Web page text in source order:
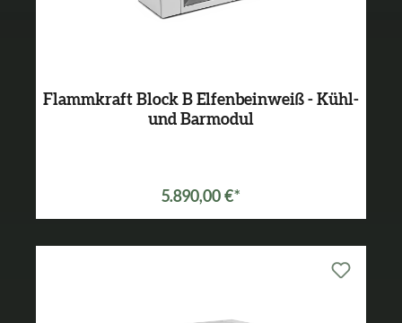
Flammkraft Block B Elfenbeinweiß - Kühl-
und Barmodul
5.890,00 €*